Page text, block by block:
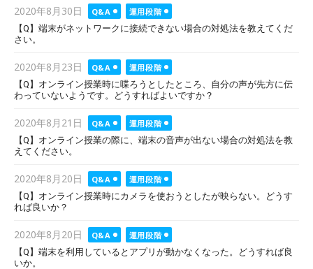
Posted
on
2020年8月30日 Q&A
運用段階
【Q】端末がネットワークに接続できない場合の対処法を教えてくだ
さい。
Posted
on
2020年8月23日 Q&A
運用段階
【Q】オンライン授業時に喋ろうとしたところ、自分の声が先方に伝
わっていないようです。どうすればよいですか？
Posted
on
2020年8月21日 Q&A
運用段階
【Q】オンライン授業の際に、端末の音声が出ない場合の対処法を教
えてください。
Posted
on
2020年8月20日 Q&A
運用段階
【Q】オンライン授業時にカメラを使おうとしたが映らない。どうす
れば良いか？
Posted
on
2020年8月20日 Q&A
運用段階
【Q】端末を利用しているとアプリが動かなくなった。どうすれば良
いか。